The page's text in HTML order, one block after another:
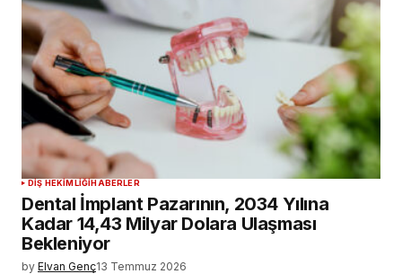
DIŞ HEKIMLIĞIHABERLER
Dental İmplant Pazarının, 2034 Yılına
Kadar 14,43 Milyar Dolara Ulaşması
Bekleniyor
by Elvan Genç13 Temmuz 2026